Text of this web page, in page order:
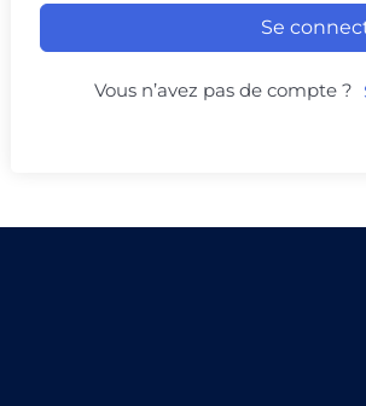
Se
Vous n’avez pas de compte ?